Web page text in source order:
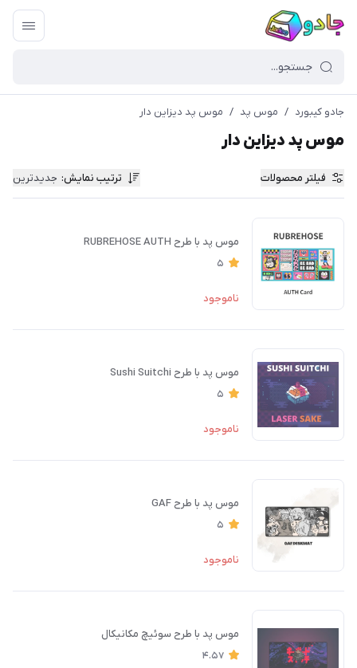
جادو کیبورد / موس پد / موس پد دیزاین دار
موس پد دیزاین دار
فیلتر محصولات ترتیب نمایش: جدیدترین
موس پد با طرح RUBREHOSE AUTH
5
ناموجود
موس پد با طرح Sushi Suitchi
5
ناموجود
موس پد با طرح GAF
5
ناموجود
موس پد با طرح سوئیچ مکانیکال
4.57